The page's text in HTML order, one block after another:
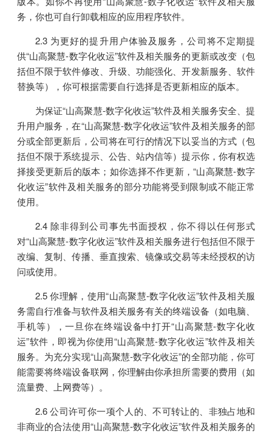
务，你也可自行卸载相应的应用程序软件。
2.3 为更好的提升用户体验及服务，公司将不定期提
供“山高聚慧-数字化收运”软件及相关服务的更新或改变（包
括但不限于软件修改、升级、功能强化、开发新服务、软件
替换等），你可根据需要自行选择是否更新相应的版本。
为保证“山高聚慧-数字化收运”软件及相关服务安全、提
升用户服务，在“山高聚慧-数字化收运”软件及相关服务的部
分或全部更新后，公司将在可行的情况下以妥当的方式（包
括但不限于系统提示、公告、站内信等）提示你，你有权选
择接受更新后的版本；如你选择不作更新，“山高聚慧-数字
化收运”软件及相关服务的部分功能将受到限制或不能正常
使用。
2.4 除非得到公司事先书面授权，你不得以任何形式
对“山高聚慧-数字化收运”软件及相关服务进行包括但不限于
改编、复制、传播、垂直搜索、镜像或交易等未经授权的访
问或使用。
2.5 你理解，使用“山高聚慧-数字化收运”软件及相关服
务需自行准备与软件及相关服务有关的终端设备（如电脑、
手机等），一旦你在终端设备中打开“山高聚慧-数字化收
运”软件，即视为你使用“山高聚慧-数字化收运”软件及相关
服务。为充分实现“山高聚慧-数字化收运”的全部功能，你可
能需要将终端设备联网，你理解由你承担所需要的费用（如
流量费、上网费等）。
2.6 公司许可你一项个人的、不可转让的、非独占地和
非商业的合法使用“山高聚慧-数字化收运”软件及相关服务的